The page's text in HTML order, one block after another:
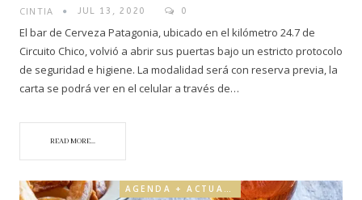
CINTIA JUL 13, 2020 0
El bar de Cerveza Patagonia, ubicado en el kilómetro 24.7 de
Circuito Chico, volvió a abrir sus puertas bajo un estricto protocolo
de seguridad e higiene. La modalidad será con reserva previa, la
carta se podrá ver en el celular a través de…
READ MORE...